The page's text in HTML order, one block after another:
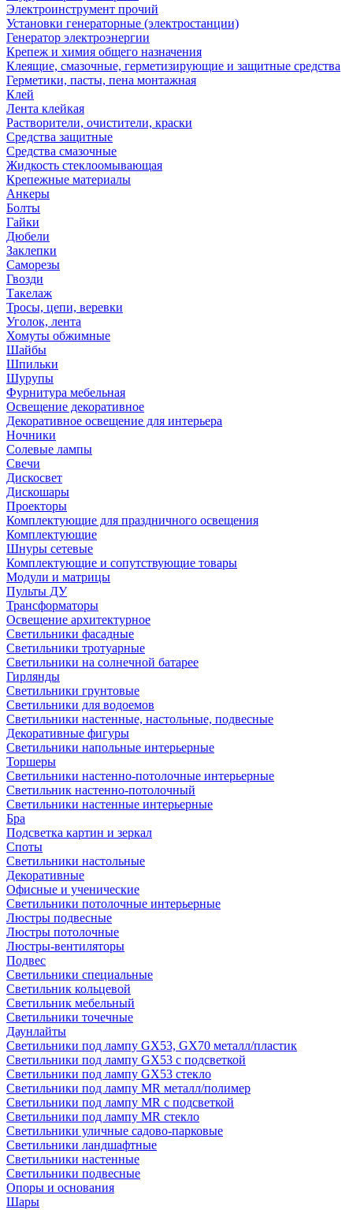
Электроинструмент прочий
Установки генераторные (электростанции)
Генератор электроэнергии
Крепеж и химия общего назначения
Клеящие, смазочные, герметизирующие и защитные средства
Герметики, пасты, пена монтажная
Клей
Лента клейкая
Растворители, очистители, краски
Средства защитные
Средства смазочные
Жидкость стеклоомывающая
Крепежные материалы
Анкеры
Болты
Гайки
Дюбели
Заклепки
Саморезы
Гвозди
Такелаж
Тросы, цепи, веревки
Уголок, лента
Хомуты обжимные
Шайбы
Шпильки
Шурупы
Фурнитура мебельная
Освещение декоративное
Декоративное освещение для интерьера
Ночники
Солевые лампы
Свечи
Дискосвет
Дискошары
Проекторы
Комплектующие для праздничного освещения
Комплектующие
Шнуры сетевые
Комплектующие и сопутствующие товары
Модули и матрицы
Пульты ДУ
Трансформаторы
Освещение архитектурное
Светильники фасадные
Светильники тротуарные
Светильники на солнечной батарее
Гирлянды
Светильники грунтовые
Светильники для водоемов
Светильники настенные, настольные, подвесные
Декоративные фигуры
Светильники напольные интерьерные
Торшеры
Светильники настенно-потолочные интерьерные
Светильник настенно-потолочный
Светильники настенные интерьерные
Бра
Подсветка картин и зеркал
Споты
Светильники настольные
Декоративные
Офисные и ученические
Светильники потолочные интерьерные
Люстры подвесные
Люстры потолочные
Люстры-вентиляторы
Подвес
Светильники специальные
Светильник кольцевой
Светильник мебельный
Светильники точечные
Даунлайты
Светильники под лампу GX53, GX70 металл/пластик
Светильники под лампу GX53 с подсветкой
Светильники под лампу GX53 стекло
Светильники под лампу MR металл/полимер
Светильники под лампу MR с подсветкой
Светильники под лампу MR стекло
Светильники уличные садово-парковые
Светильники ландшафтные
Светильники настенные
Светильники подвесные
Опоры и основания
Шары